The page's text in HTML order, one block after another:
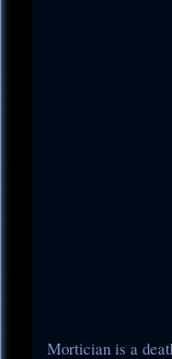
Mortician is a